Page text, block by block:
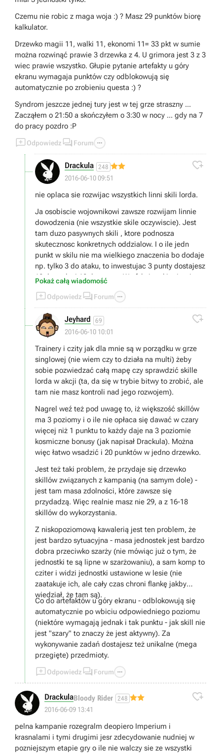
Czemu nie robic z maga woja :) ? Masz 29 punktów biorę
kalkulator.
Drzewko magii 11, walki 11, ekonomi 11= 33 pkt w sumie
można rozwinąć prawie 3 drzewka z 4. U grimora jest 3 z 3
wiec prawie wszystko. Głupie pytanie artefakty u góry
ekranu wymagaja punktów czy odblokowują się
automatycznie po zrobieniu questa :) ?
Syndrom jeszcze jednej tury jest w tej grze straszny ...
Zacząłem o 21:50 a skończyłem o 3:30 w nocy ... gdy na 7
do pracy pozdro :P
Odpowiedz  Forum 
Drackula 248
2016-06-10 09:51

nie oplaca sie rozwijac wszystkich linni skili lorda.
Ja osobiscie wojownikowi zawsze rozwijam linnie
dowodzenia (nie wszystkie skile oczywiscie). Jest
tam duzo pasywnych skili , ktore podnosza
skutecznosc konkretnych oddzialow. I o ile jedn
punkt w skilu nie ma wielkiego znaczenia bo dodaje
np. tylko 3 do ataku, to inwestujac 3 punty dostajesz
12 do ataku i 12 do szarzy. W efekcie takim iperium
masz greatswordsmanow - rzeznikow.
Osobiscie uwazam ze poza Vampirami, magia jest
malo skuteczna, a u Vampirow to tez glownie czary
nekromanckie.
Pokaż całą wiadomość
Odpowiedz  Forum 
Jeyhard 69
2016-06-10 10:01

Trainery i czity jak dla mnie są w porządku w grze
singlowej (nie wiem czy to działa na multi) żeby
sobie pozwiedzać całą mapę czy sprawdzić skille
lorda w akcji (ta, da się w trybie bitwy to zrobić, ale
tam nie masz kontroli nad jego rozwojem).
Nagrel weź też pod uwagę to, iż większość skillów
ma 3 poziomy i o ile nie opłaca się dawać w czary
więcej niż 1 punktu to każdy daje na 3 poziomie
kosmiczne bonusy (jak napisał Drackula). Można
więc łatwo wsadzić i 20 punktów w jedno drzewko.
Jest też taki problem, że przydaje się drzewko
skillów związanych z kampanią (na samym dole) -
jest tam masa zdolności, które zawsze się
przydadzą. Więc realnie masz nie 29, a z 16-18
skillów do wykorzystania.
Z niskopoziomową kawalerią jest ten problem, że
jest bardzo sytuacyjna - masa jednostek jest bardzo
dobra przeciwko szarży (nie mówiąc już o tym, że
jednostki te są lipne w szarżowaniu), a sam komp to
cziter i widzi jednostki ustawione w lesie (nie
zaatakuje ich, ale cały czas chroni flankę jakby
wiedział, że tam są).
Co do artefaktów u góry ekranu - odblokowują się
automatycznie po wbiciu odpowiedniego poziomu
(niektóre wymagają jednak i tak punktu - jak skill nie
jest "szary" to znaczy że jest aktywny). Za
wykonywanie zadań dostajesz też unikalne (mega
przegięte) przedmioty.
Odpowiedz  Forum 
DrackulaBloody Rider 248
2016-06-09 13:41

pelna kampanie rozegralm deopiero Imperium i
krasnalami i tymi drugimi jesr zdecydowanie nudniej w
pozniejszym etapie gry o ile nie walczy sie ze wszystki